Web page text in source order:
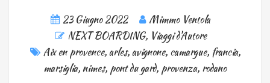
23 Giugno 2022
Mimmo Ventola
NEXT BOARDING, Viaggi d'Autore
Aix en provence,arles,avignone, camargue, francia,
marsiglia, nimes, pont du gard, provenza, rodano